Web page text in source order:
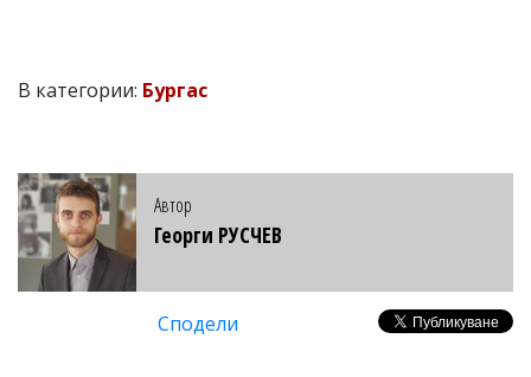
В категории: Бургас
Автор
Георги РУСЧЕВ
Сподели